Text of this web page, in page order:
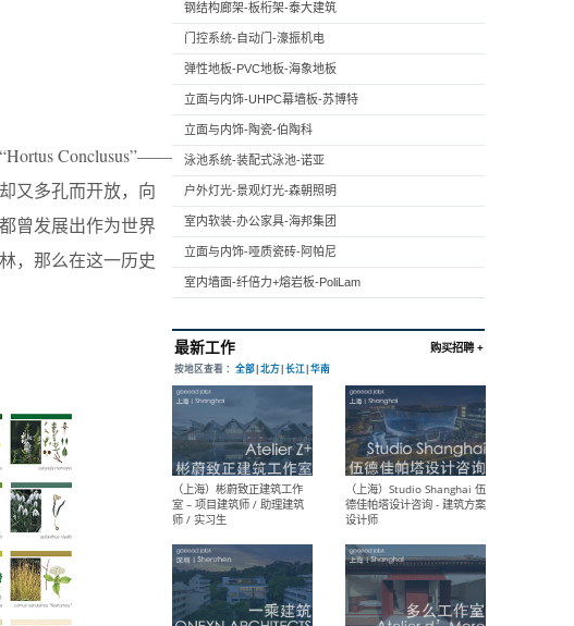
Conclusus”——
又多孔而开放，向
曾发展出作为世界
，那么在这一历史
钢结构廊架-板桁架-泰大建筑
门控系统-自动门-濠振机电
弹性地板-PVC地板-海象地板
立面与内饰-UHPC幕墙板-苏博特
立面与内饰-陶瓷-伯陶科
泳池系统-装配式泳池-诺亚
户外灯光-景观灯光-森朝照明
室内软装-办公家具-海邦集团
立面与内饰-哑质瓷砖-阿帕尼
室内墙面-纤倍力+熔岩板-PoliLam
最新工作
按地区查看 ：全部|北方|长江